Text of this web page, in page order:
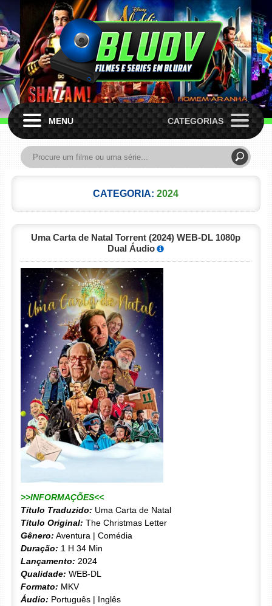
MENU CATEGORIAS
CATEGORIA:2024
Uma Carta de Natal Torrent (2024) WEB-DL 1080p
Dual Áudio
>>INFORMAÇÕES<<
Título Traduzido: Uma Carta de Natal
Título Original: The Christmas Letter
Gênero: Aventura | Comédia
Duração: 1 H 34 Min
Lançamento: 2024
Qualidade: WEB-DL
Formato: MKV
Áudio: Português | Inglês